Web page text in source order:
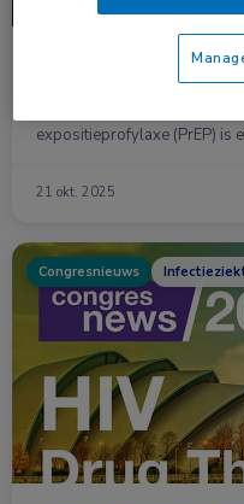
PrEP met
expositieprofylaxe (PrEP) is
21 okt. 2025
Congresnieuws